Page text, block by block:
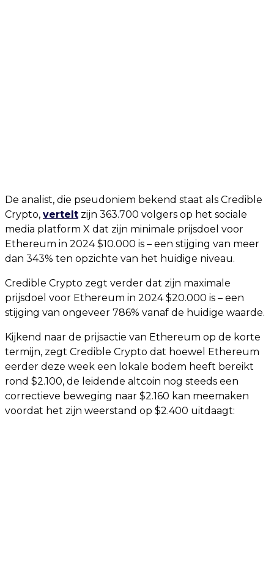
De analist, die pseudoniem bekend staat als Credible
Crypto, vertelt zijn 363.700 volgers op het sociale
media platform X dat zijn minimale prijsdoel voor
Ethereum in 2024 $10.000 is – een stijging van meer
dan 343% ten opzichte van het huidige niveau.
Credible Crypto zegt verder dat zijn maximale
prijsdoel voor Ethereum in 2024 $20.000 is – een
stijging van ongeveer 786% vanaf de huidige waarde.
Kijkend naar de prijsactie van Ethereum op de korte
termijn, zegt Credible Crypto dat hoewel Ethereum
eerder deze week een lokale bodem heeft bereikt
rond $2.100, de leidende altcoin nog steeds een
correctieve beweging naar $2.160 kan meemaken
voordat het zijn weerstand op $2.400 uitdaagt: